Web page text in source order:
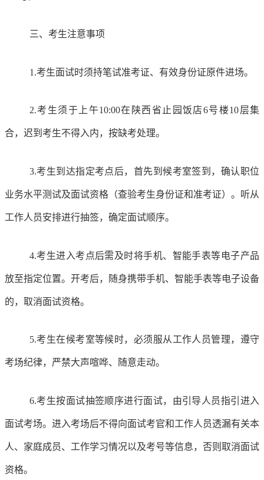
三、考生注意事项
1.考生面试时须持笔试准考证、有效身份证原件进场。
2.考生须于上午10:00在陕西省止园饭店6号楼10层集
合，迟到考生不得入内，按缺考处理。
3.考生到达指定考点后，首先到候考室签到，确认职位
业务水平测试及面试资格（查验考生身份证和准考证）。听从
工作人员安排进行抽签，确定面试顺序。
4.考生进入考点后需及时将手机、智能手表等电子产品
放至指定位置。开考后，随身携带手机、智能手表等电子设备
的，取消面试资格。
5.考生在候考室等候时，必须服从工作人员管理，遵守
考场纪律，严禁大声喧哗、随意走动。
6.考生按面试抽签顺序进行面试，由引导人员指引进入
面试考场。进入考场后不得向面试考官和工作人员透漏有关本
人、家庭成员、工作学习情况以及考号等信息，否则取消面试
资格。